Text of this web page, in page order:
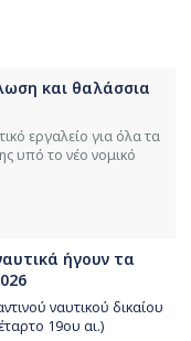
και θαλάσσια
εργαλείο για όλα τα
υπό το νέο νομικό
ήγουν τα
ναυτικού δικαίου
19ου αι.)